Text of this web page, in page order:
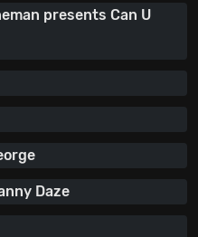
presents Can U
Daze